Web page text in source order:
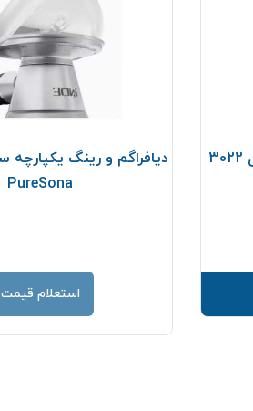
PureSona
استعلام قیمت